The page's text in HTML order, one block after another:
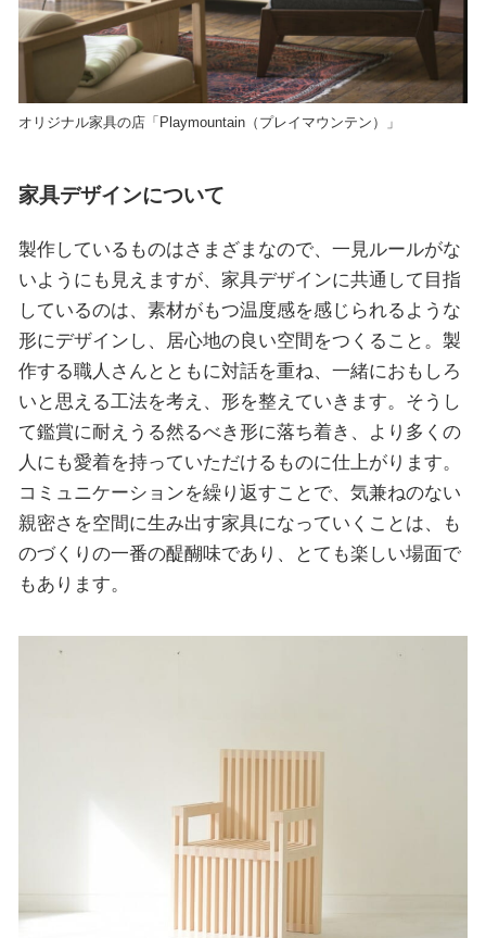
オリジナル家具の店「Playmountain（プレイマウンテン）」
家具デザインについて
製作しているものはさまざまなので、一見ルールがな
いようにも見えますが、家具デザインに共通して目指
しているのは、素材がもつ温度感を感じられるような
形にデザインし、居心地の良い空間をつくること。製
作する職人さんとともに対話を重ね、一緒におもしろ
いと思える工法を考え、形を整えていきます。そうし
て鑑賞に耐えうる然るべき形に落ち着き、より多くの
人にも愛着を持っていただけるものに仕上がります。
コミュニケーションを繰り返すことで、気兼ねのない
親密さを空間に生み出す家具になっていくことは、も
のづくりの一番の醍醐味であり、とても楽しい場面で
もあります。